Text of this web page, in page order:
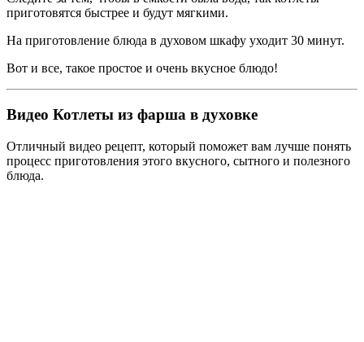
приготовятся быстрее и будут мягкими.
На приготовление блюда в духовом шкафу уходит 30 минут.
Вот и все, такое простое и очень вкусное блюдо!
Видео Котлеты из фарша в духовке
Отличный видео рецепт, который поможет вам лучше понять
процесс приготовления этого вкусного, сытного и полезного
блюда.